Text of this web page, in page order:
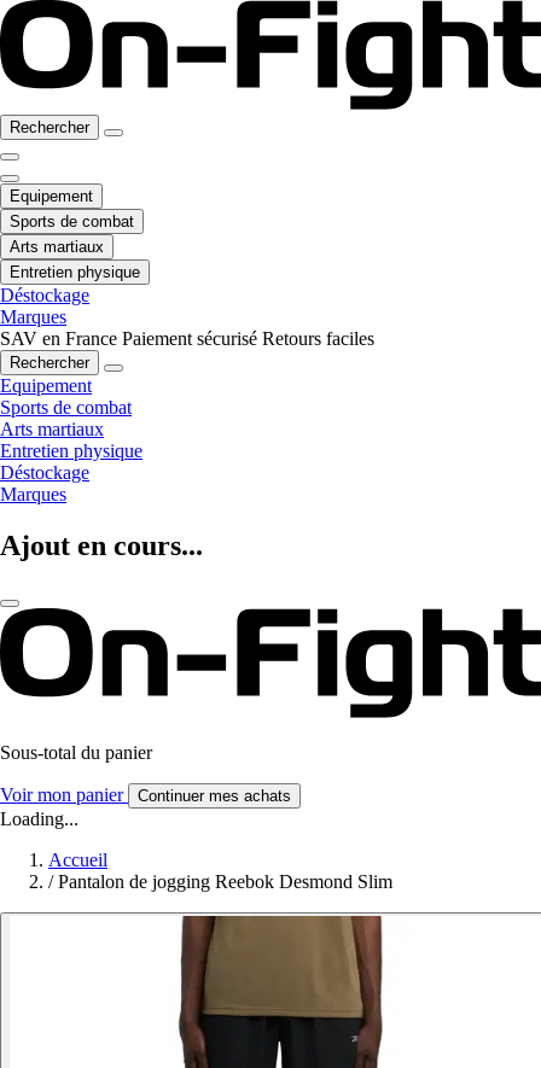
Rechercher
Equipement
Sports de combat
Arts martiaux
Entretien physique
Déstockage
Marques
SAV en France Paiement sécurisé Retours faciles
Rechercher
Equipement
Sports de combat
Arts martiaux
Entretien physique
Déstockage
Marques
Ajout en cours...
Sous-total du panier
Voir mon panier Continuer mes achats
Loading...
Accueil
/ Pantalon de jogging Reebok Desmond Slim